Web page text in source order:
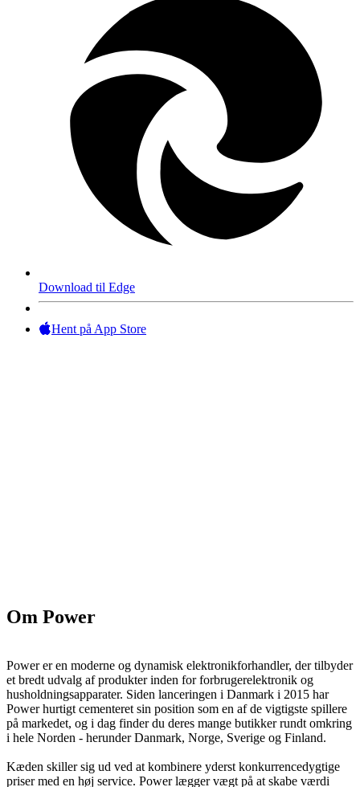
Download til Edge
Hent på App Store
Om Power
Power er en moderne og dynamisk elektronikforhandler, der tilbyder
et bredt udvalg af produkter inden for forbrugerelektronik og
husholdningsapparater. Siden lanceringen i Danmark i 2015 har
Power hurtigt cementeret sin position som en af de vigtigste spillere
på markedet, og i dag finder du deres mange butikker rundt omkring
i hele Norden - herunder Danmark, Norge, Sverige og Finland.
Kæden skiller sig ud ved at kombinere yderst konkurrencedygtige
priser med en høj service. Power lægger vægt på at skabe værdi